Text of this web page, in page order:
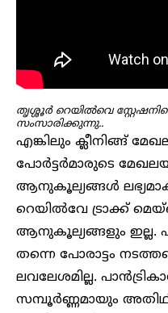
തൃശ്ശൂർ റെയിൽവെ
സംസാരിക്കുന്നു..
എങ്കിലും ക്ലീനിങ്ങ്
പോ‍ർട്ടർമാരുടെ
ആനുകൂല്യങ്ങൾ
റെയിൽവേ ട്രാക്ക്
ആനുകൂല്യങ്ങളും ഇല്ല.
തന്നെ പോരാട്ടം
ലവലേശമില്ല.
സമ്പൂ‍ർണ്ണമായും